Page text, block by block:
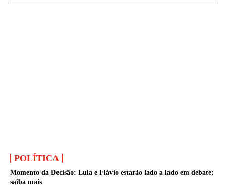
POLÍTICA
Momento da Decisão: Lula e Flávio estarão lado a lado em debate;
saiba mais